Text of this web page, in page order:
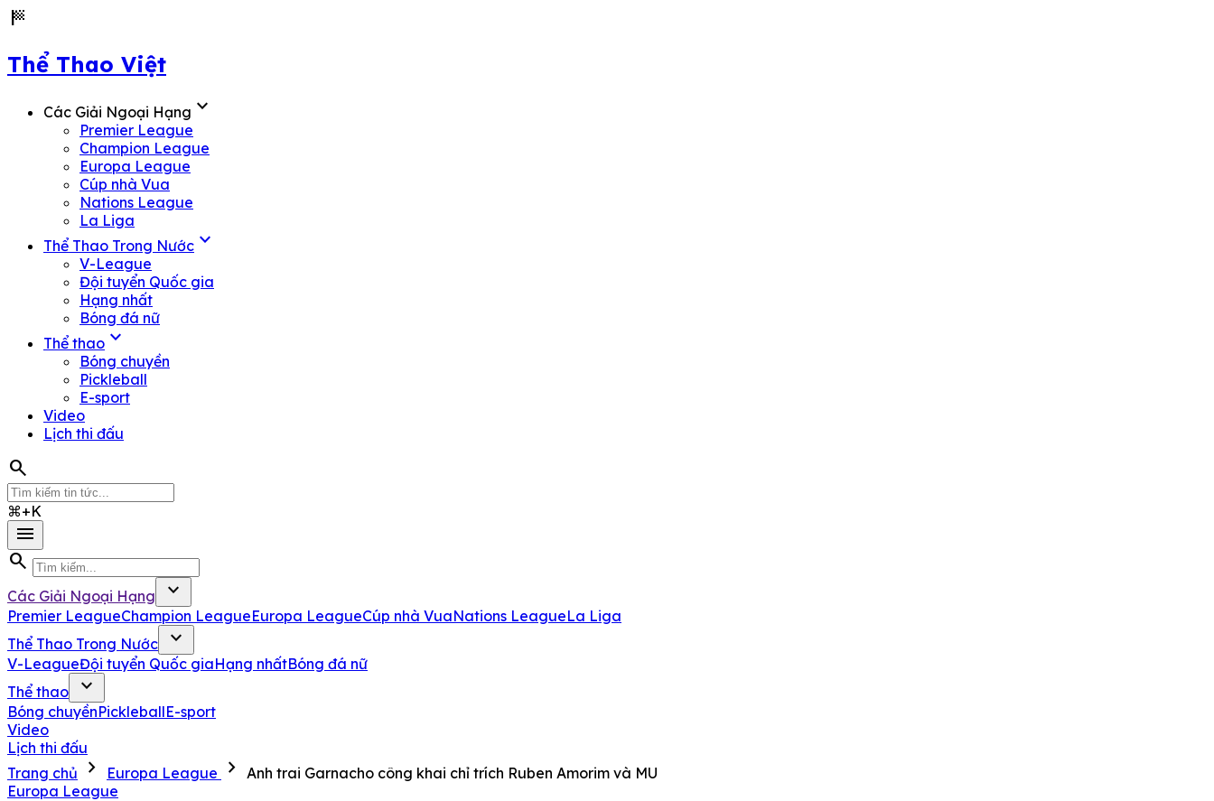
sports_score
Thể Thao Việt
Các Giải Ngoại Hạng expand_more
Premier League
Champion League
Europa League
Cúp nhà Vua
Nations League
La Liga
Thể Thao Trong Nước expand_more
V-League
Đội tuyển Quốc gia
Hạng nhất
Bóng đá nữ
Thể thao expand_more
Bóng chuyền
Pickleball
E-sport
Video
Lịch thi đấu
search
⌘+K
menu
search
Các Giải Ngoại Hạng expand_more
Premier LeagueChampion LeagueEuropa LeagueCúp nhà VuaNations LeagueLa Liga
Thể Thao Trong Nước
expand_more
V-LeagueĐội tuyển Quốc giaHạng nhấtBóng đá nữ
Thể thao
expand_more
Bóng chuyềnPickleballE-sport
Video
Lịch thi đấu
Trang chủ
chevron_right Europa League chevron_right
Anh trai Garnacho công khai chỉ trích Ruben Amorim và MU
Europa League